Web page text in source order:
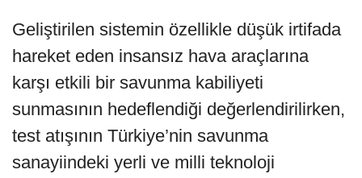
Geliştirilen sistemin özellikle düşük irtifada
hareket eden insansız hava araçlarına
karşı etkili bir savunma kabiliyeti
sunmasının hedeflendiği değerlendirilirken,
test atışının Türkiye’nin savunma
sanayiindeki yerli ve milli teknoloji